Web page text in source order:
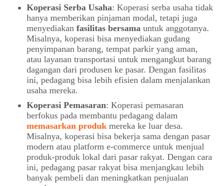
Koperasi Serba Usaha: Koperasi serba usaha tidak
hanya memberikan pinjaman modal, tetapi juga
menyediakan fasilitas bersama untuk anggotanya.
Misalnya, koperasi bisa menyediakan gudang
penyimpanan barang, tempat parkir yang aman,
atau layanan transportasi untuk mengangkut barang
dagangan dari produsen ke pasar. Dengan fasilitas
ini, pedagang bisa lebih efisien dalam menjalankan
usaha mereka.
Koperasi Pemasaran: Koperasi pemasaran
berfokus pada membantu pedagang dalam
memasarkan produkmereka ke luar desa.
Misalnya, koperasi bisa bekerja sama dengan pasar
modern atau platform e-commerce untuk menjual
produk-produk lokal dari pasar rakyat. Dengan cara
ini, pedagang pasar rakyat bisa menjangkau lebih
banyak pembeli dan meningkatkan penjualan